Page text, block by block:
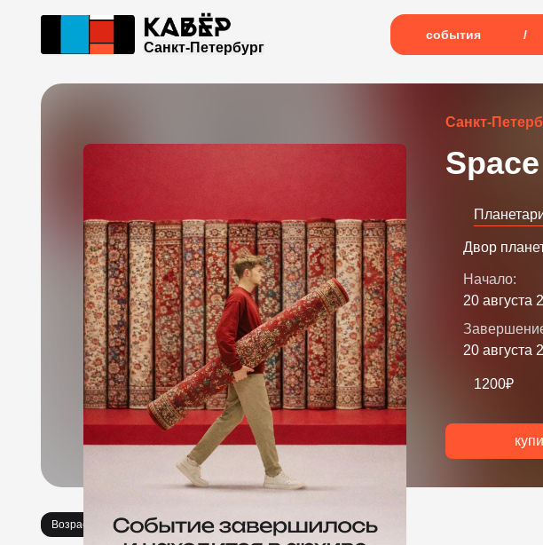
Санкт-Петербург
события /
Санкт-
Двор
Начало:
20 августа
20 августа
1200₽
Возраст 6+ Концерты